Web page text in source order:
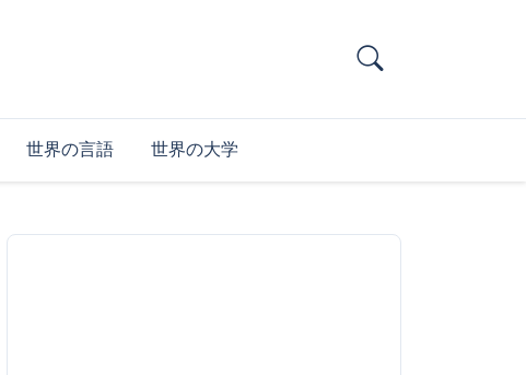
世界の言語 世界の大学